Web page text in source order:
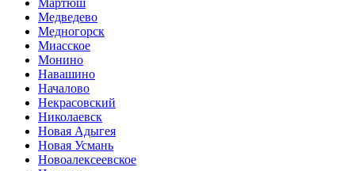
Медведево
Медногорск
Миасское
Монино
Навашино
Началово
Некрасовский
Николаевск
Новая Адыгея
Новая Усмань
Новоалексеевское